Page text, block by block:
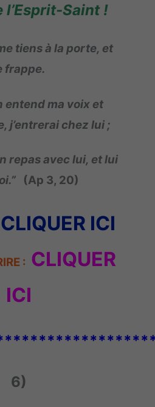
l’Esprit-Saint !
tiens à la porte, et
frappe.
entend ma voix et
j’entrerai chez lui ;
repas avec lui, et lui
(Ap 3, 20)
CLIQUER ICI
: CLIQUER
ICI
6)